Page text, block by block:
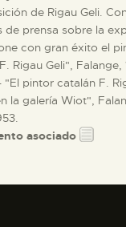
de Rigau Geli.
de prensa sobre la
con gran éxito el
Rigau Geli", Falange,
"El pintor catalán F.
la galería Wiot",
asociado